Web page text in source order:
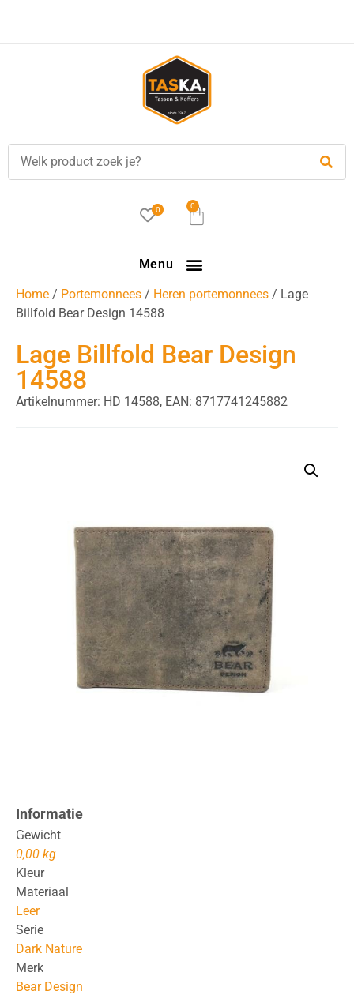
besteld, is vandaag verzonden!
0 0
Menu
Home / Portemonnees / Heren portemonnees / Lage
Billfold Bear Design 14588
Lage Billfold Bear Design
14588
Artikelnummer: HD 14588, EAN: 8717741245882
Informatie
Gewicht
0,00 kg
Kleur
Materiaal
Leer
Serie
Dark Nature
Merk
Bear Design